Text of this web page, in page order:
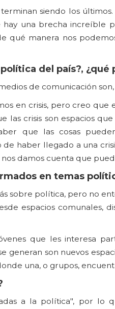
siendo los
una brecha increíble
qué manera nos
del país?, ¿qué
de comunicación son,
en crisis, pero creo que
las crisis son espacios
que las cosas
haber llegado a una
damos cuenta que
en temas
sobre política, pero no
espacios comunales,
que les interesa
generan son nuevos
una, o grupos,
a la política", por